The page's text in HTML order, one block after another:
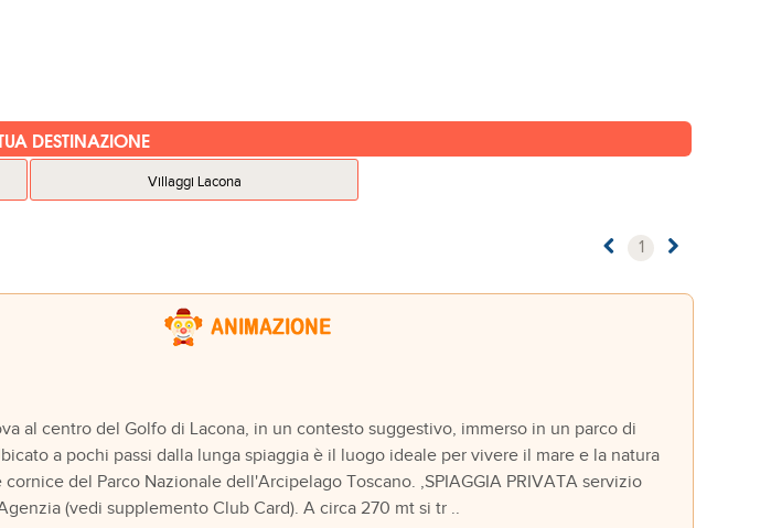
DESTINAZIONE
Villaggi Lacona
1
al centro del Golfo di Lacona, in un contesto suggestivo, immerso in un parco di
a pochi passi dalla lunga spiaggia è il luogo ideale per vivere il mare e la natura
del Parco Nazionale dell'Arcipelago Toscano. ,SPIAGGIA PRIVATA servizio
(vedi supplemento Club Card). A circa 270 mt si tr ..